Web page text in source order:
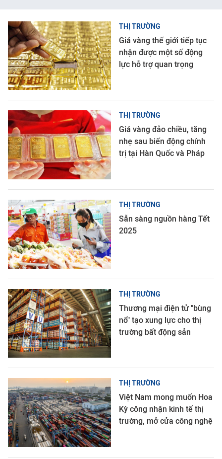
THỊ TRƯỜNG
Giá vàng thế giới tiếp tục
nhận được một số động
lực hỗ trợ quan trọng
THỊ TRƯỜNG
Giá vàng đảo chiều, tăng
nhẹ sau biến động chính
trị tại Hàn Quốc và Pháp
THỊ TRƯỜNG
Sẵn sàng nguồn hàng Tết
2025
THỊ TRƯỜNG
Thương mại điện tử "bùng
nổ" tạo xung lực cho thị
trường bất động sản
THỊ TRƯỜNG
Việt Nam mong muốn Hoa
Kỳ công nhận kinh tế thị
trường, mở cửa công nghệ